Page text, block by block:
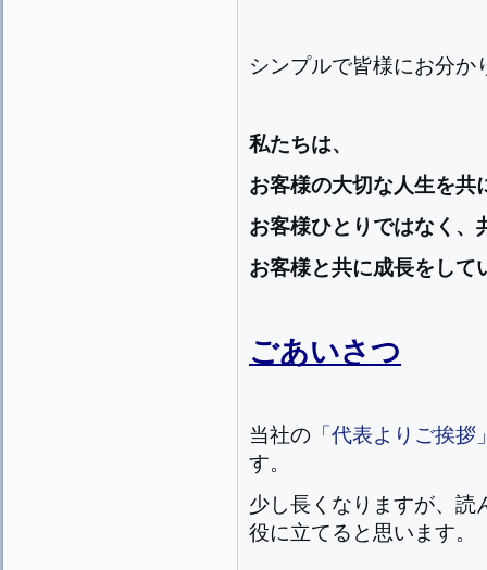
シンプルで皆様にお分か
私たちは、
お客様の大切な人生を共
お客様ひとりではなく、
お客様と共に成長をして
ごあいさつ
当社の 「代表よりご挨拶
す。
少し長くなりますが、読
役に立てると思います。